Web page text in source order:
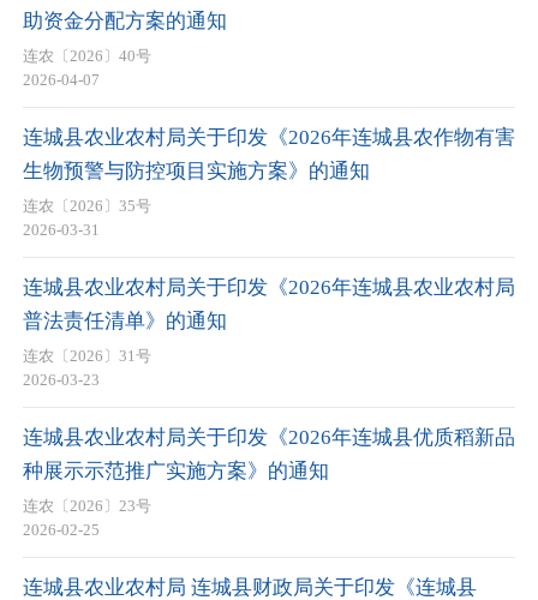
助资金分配方案的通知
连农〔2026〕40号
2026-04-07
连城县农业农村局关于印发《2026年连城县农作物有害
生物预警与防控项目实施方案》的通知
连农〔2026〕35号
2026-03-31
连城县农业农村局关于印发《2026年连城县农业农村局
普法责任清单》的通知
连农〔2026〕31号
2026-03-23
连城县农业农村局关于印发《2026年连城县优质稻新品
种展示示范推广实施方案》的通知
连农〔2026〕23号
2026-02-25
连城县农业农村局 连城县财政局关于印发《连城县